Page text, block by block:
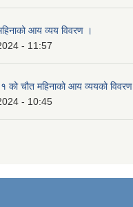
आय व्यय विवरण ।
- 11:57
चौत महिनाको आय व्ययको विवरण
- 10:45